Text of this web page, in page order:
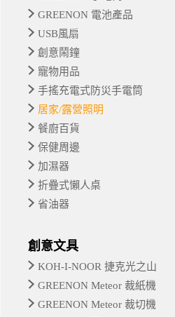
GREENON 電池產品
USB風扇
創意鬧鐘
寵物用品
手搖充電式防災手電筒
居家/露營照明
餐廚百貨
保健周邊
加濕器
折疊式懶人桌
省油器
創意文具
KOH-I-NOOR 捷克光之山
GREENON Meteor 裁紙機
GREENON Meteor 裁切機